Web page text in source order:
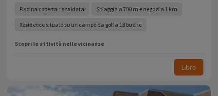
Piscina coperta riscaldata Spiaggia a 700 m e negozi a 1 km
Residence situato su un campo da golf a 18 buche
Scopri le attività nelle vicinanze
Libro